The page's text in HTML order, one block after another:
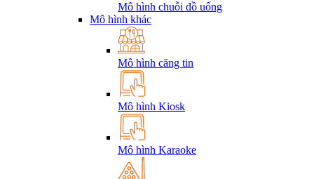
Mô hình chuỗi đồ uống
Mô hình khác
Mô hình căng tin
Mô hình Kiosk
Mô hình Karaoke